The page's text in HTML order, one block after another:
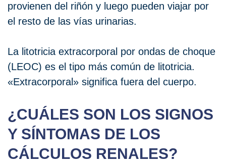
provienen del riñón y luego pueden viajar por
el resto de las vías urinarias.
La litotricia extracorporal por ondas de choque
(LEOC) es el tipo más común de litotricia.
«Extracorporal» significa fuera del cuerpo.
¿CUÁLES SON LOS SIGNOS
Y SÍNTOMAS DE LOS
CÁLCULOS RENALES?